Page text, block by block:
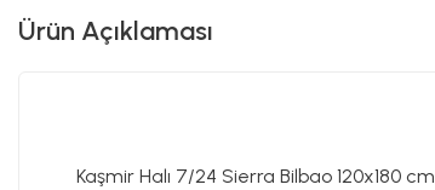
Ürün Açıklaması
Kaşmir Halı 7/24 Sierra Bilbao 120x180 cm